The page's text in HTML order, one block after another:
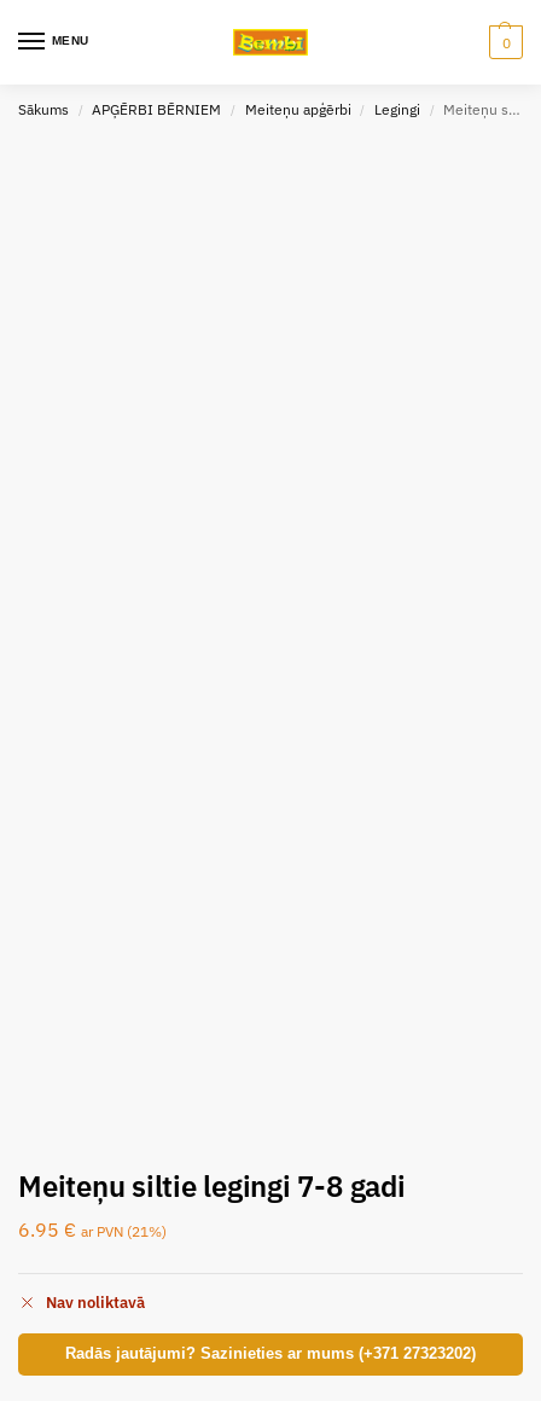
MENU 0
Sākums / APĢĒRBI BĒRNIEM / Meiteņu apģērbi / Legingi / Meiteņu siltie legingi 7-8 gadi
Meiteņu siltie legingi 7-8 gadi
6.95 € ar PVN (21%)
Nav noliktavā
Radās jautājumi? Sazinieties ar mums (+371 27323202)